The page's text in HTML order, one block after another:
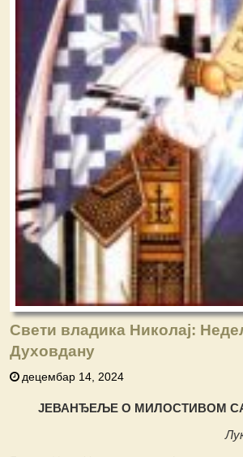
Свети владика Николај:
Духовдану
децембар 14, 2024
ЈЕВАНЂЕЉЕ О МИЛОСТИВОМ